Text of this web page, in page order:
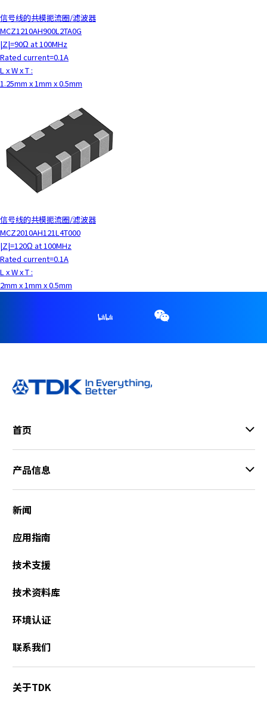
信号线的共模扼流圈/滤波器
MCZ1210AH900L2TA0G
|Z|=90Ω at 100MHz
Rated current=0.1A
L x W x T :
1.25mm x 1mm x 0.5mm
信号线的共模扼流圈/滤波器
MCZ2010AH121L4T000
|Z|=120Ω at 100MHz
Rated current=0.1A
L x W x T :
2mm x 1mm x 0.5mm
首页
产品信息
新闻
应用指南
技术支援
技术资料库
环境认证
联系我们
关于TDK